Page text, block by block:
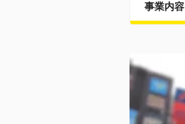
事業内容